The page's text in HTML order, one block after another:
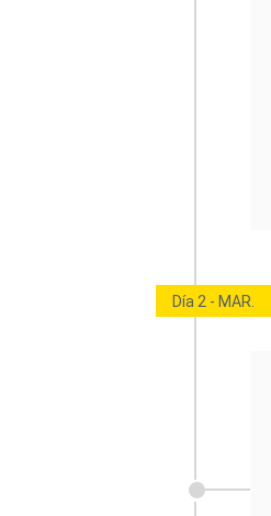
Día 2 - MAR.